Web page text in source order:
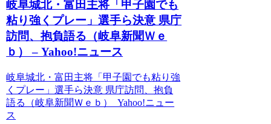
岐阜城北・富田主将「甲子園でも
粘り強くプレー」選手ら決意 県庁
訪問、抱負語る（岐阜新聞Ｗｅ
ｂ） – Yahoo!ニュース
岐阜城北・富田主将「甲子園でも粘り強
くプレー」選手ら決意 県庁訪問、抱負
語る（岐阜新聞Ｗｅｂ） Yahoo!ニュー
ス